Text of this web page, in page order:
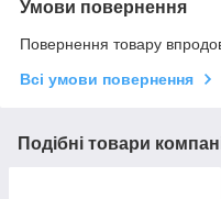
Умови повернення
Повернення товару
Всі умови повернення
Подібні товари